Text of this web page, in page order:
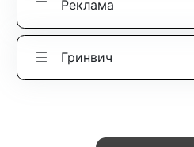
Реклама
Гринвич